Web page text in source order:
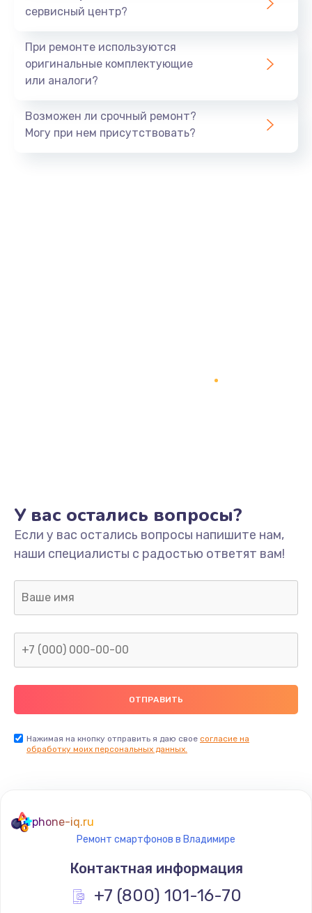
Восстановление данных
Заказать
1060 руб.
995 руб.
Заказать
Замена шлейфа матрицы
2600 руб.
Замена видеочипа
Ремонт разъема питания
745 руб.
Заказать
Замена видеокарты
сервисный центр?
При ремонте используются
оригинальные комплектующие
или аналоги?
Возможен ли срочный ремонт?
Могу при нем присутствовать?
У вас остались вопросы?
Если у вас остались вопросы напишите нам,
наши специалисты с радостью ответят вам!
Нажимая на кнопку отправить я даю свое согласие на
обработку моих персональных данных.
phone-iq.ru
Ремонт смартфонов в Владимире
Контактная информация
+7 (800) 101-16-70